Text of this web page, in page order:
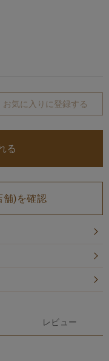
お気に入りに登録する
る
舗)を確認
レビュー